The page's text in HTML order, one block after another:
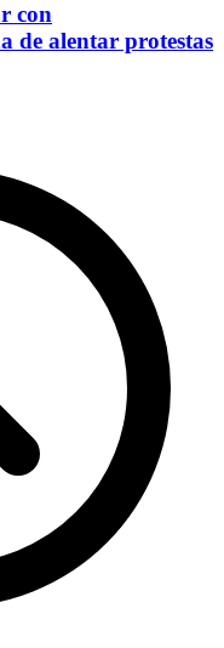
con
de alentar protestas